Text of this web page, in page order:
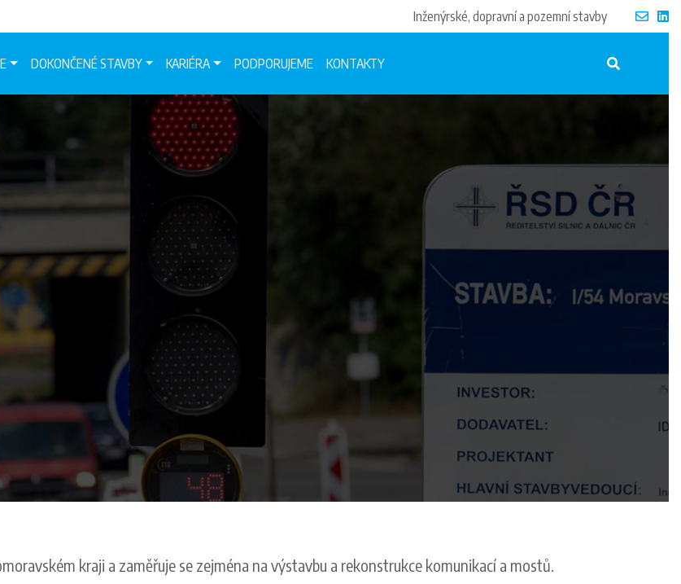
Inženýrské, dopravní a pozemní stavby
DOKONČENÉ STAVBY KARIÉRA PODPORUJEME KONTAKTY
kraji a zaměřuje se zejména na výstavbu a rekonstrukce komunikací a mostů.